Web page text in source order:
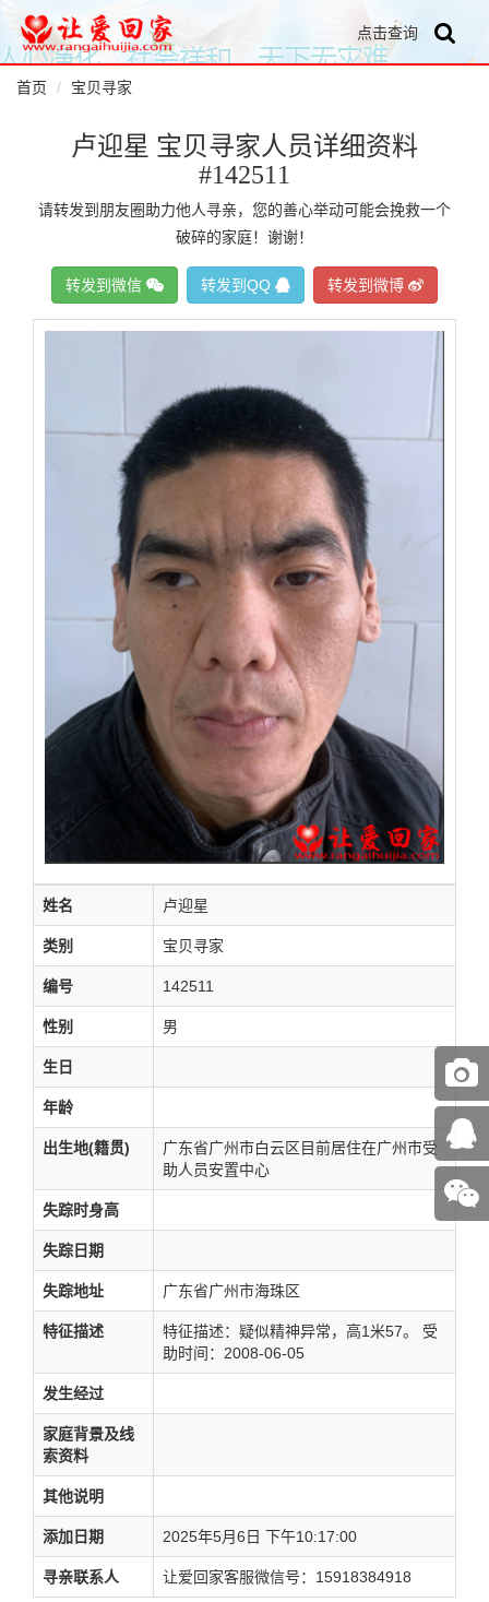
点击查询
首页 宝贝寻家
卢迎星 宝贝寻家人员详细资料
#142511
请转发到朋友圈助力他人寻亲，您的善心举动可能会挽救一个
破碎的家庭！谢谢！
转发到微信 转发到QQ 转发到微博
姓名 卢迎星
类别 宝贝寻家
编号 142511
性别 男
生日
年龄
出生地(籍贯)
广东省广州市白云区目前居住在广州市受
助人员安置中心
失踪时身高
失踪日期
失踪地址 广东省广州市海珠区
特征描述
特征描述：疑似精神异常，高1米57。 受
助时间：2008-06-05
发生经过
家庭背景及线
索资料
其他说明
添加日期 2025年5月6日 下午10:17:00
寻亲联系人 让爱回家客服微信号：15918384918